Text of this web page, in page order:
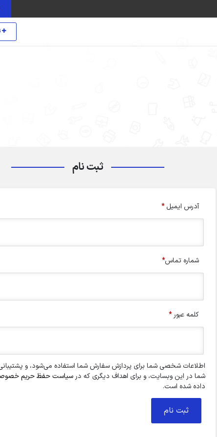
ثبت نام
آدرس ایمیل*
شماره تماس*
کلمه عبور*
اطلاعات شخصی شما برای پردازش سفارش شما استفاده می‌شود، و
شما در این وبسایت، و برای اهداف دیگری که در سیاست حفظ حریم
داده شده است.
ثبت نام